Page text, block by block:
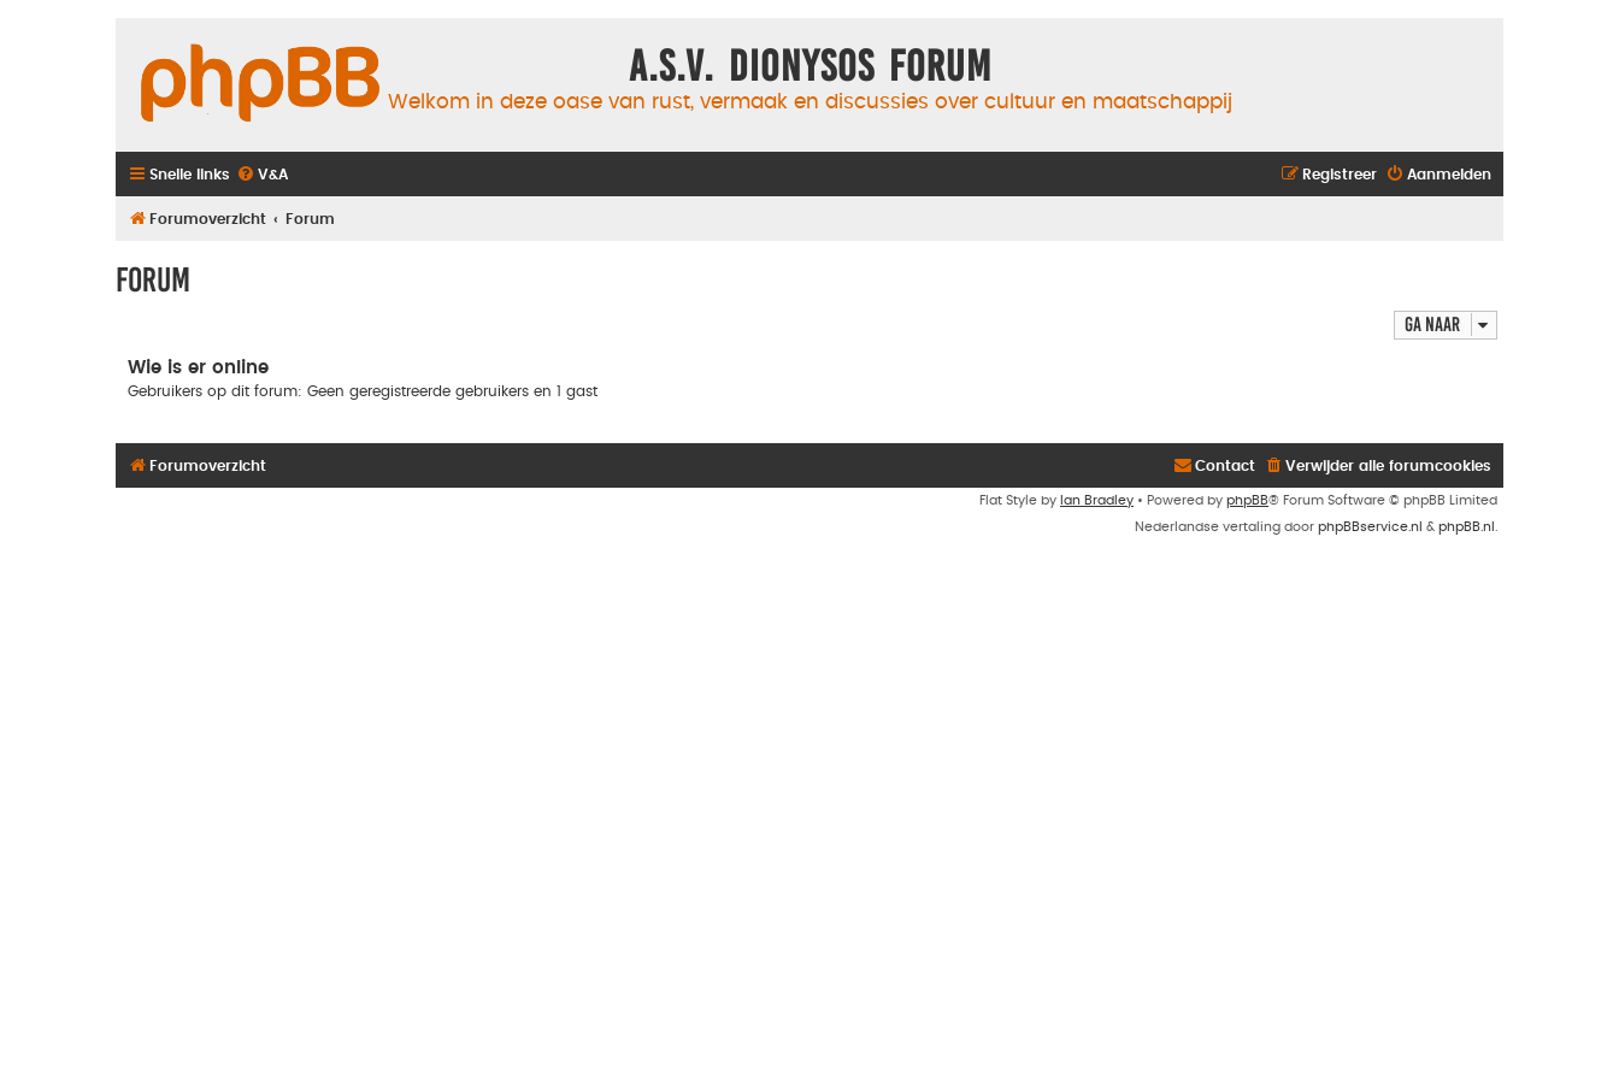
A.S.V. Dionysos Forum
Welkom in deze oase van rust, vermaak en discussies over cultuur en maatschappij
Snelle links V&A Aanmelden
Registreer
Forumoverzicht Forum
Forum
Ga naar
Wie is er online
Gebruikers op dit forum: Geen geregistreerde gebruikers en 1 gast
Forumoverzicht Verwijder alle forumcookies
Contact
Flat Style by Ian Bradley • Powered by phpBB® Forum Software © phpBB Limited
Nederlandse vertaling door phpBBservice.nl & phpBB.nl